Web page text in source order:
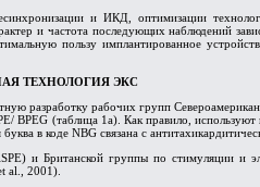
и ИКД, оптимизации
и частота последующих наблюдений
пользу имплантированное
ТЕХНОЛОГИЯ ЭКС
разработку рабочих групп
(таблица 1а). Как правило,
в коде NBG связана с
и Британской группы по стимуляции и
al., 2001).